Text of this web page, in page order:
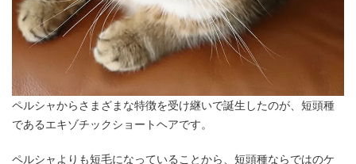
ペルシャからさまざまな特徴を受け継いで誕生したのが、短頭種
であるエキゾチックショートヘアです。
ペルシャよりも短毛になっていることから、短頭種ならではのケ